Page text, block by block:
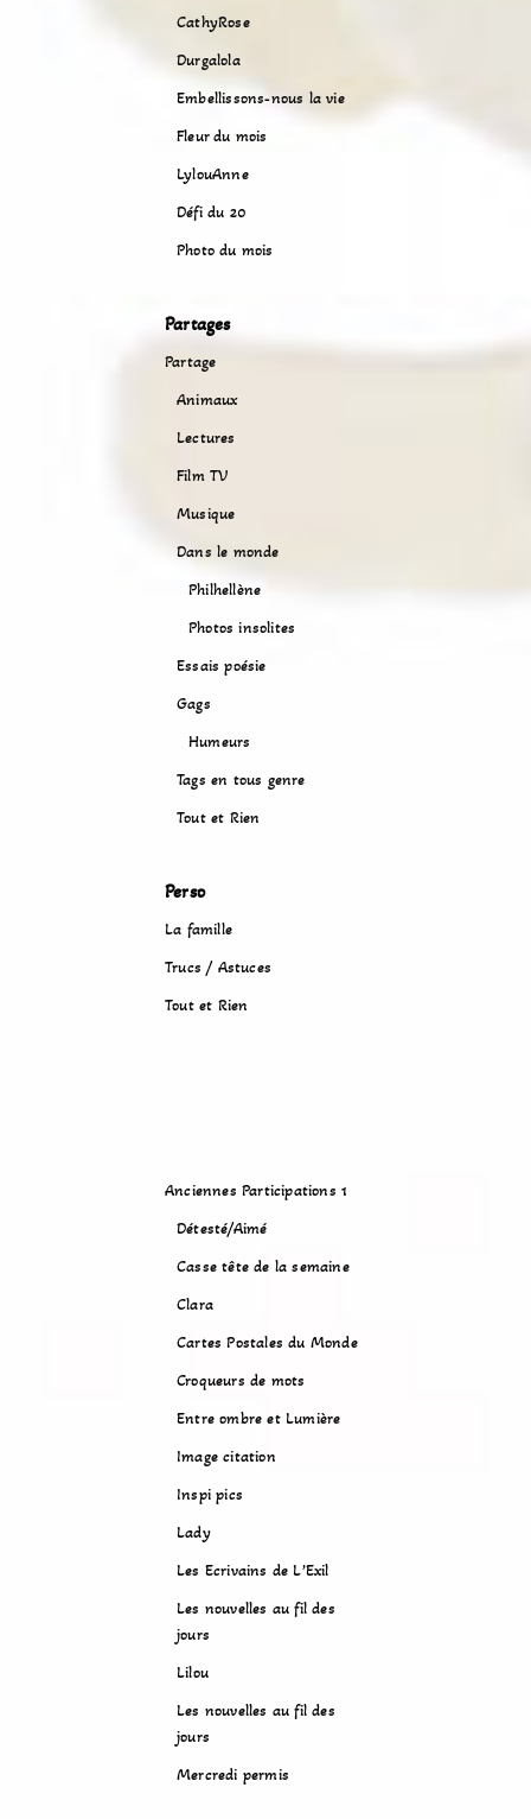
CathyRose
Durgalola
Embellissons-nous la vie
Fleur du mois
LylouAnne
Défi du 20
Photo du mois
Partages
Partage
Animaux
Lectures
Film TV
Musique
Dans le monde
Philhellène
Photos insolites
Essais poésie
Gags
Humeurs
Tags en tous genre
Tout et Rien
Perso
La famille
Trucs / Astuces
Tout et Rien
Anciennes Participations 1
Détesté/Aimé
Casse tête de la semaine
Clara
Cartes Postales du Monde
Croqueurs de mots
Entre ombre et Lumière
Image citation
Inspi pics
Lady
Les Ecrivains de L’Exil
Les nouvelles au fil des
jours
Lilou
Les nouvelles au fil des
jours
Mercredi permis